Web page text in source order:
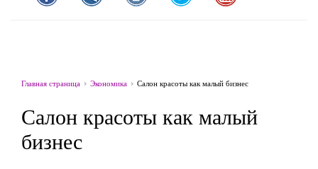
Главная страница Экономика Салон красоты как малый бизнес
Салон красоты как малый
бизнес